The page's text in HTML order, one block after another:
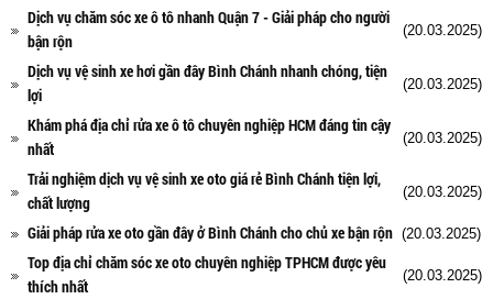
Dịch vụ chăm sóc xe ô tô nhanh Quận 7 - Giải pháp cho người
bận rộn
(20.03.2025)
Dịch vụ vệ sinh xe hơi gần đây Bình Chánh nhanh chóng, tiện
lợi
(20.03.2025)
Khám phá địa chỉ rửa xe ô tô chuyên nghiệp HCM đáng tin cậy
nhất
(20.03.2025)
Trải nghiệm dịch vụ vệ sinh xe oto giá rẻ Bình Chánh tiện lợi,
chất lượng
(20.03.2025)
Giải pháp rửa xe oto gần đây ở Bình Chánh cho chủ xe bận rộn (20.03.2025)
Top địa chỉ chăm sóc xe oto chuyên nghiệp TPHCM được yêu
thích nhất
(20.03.2025)